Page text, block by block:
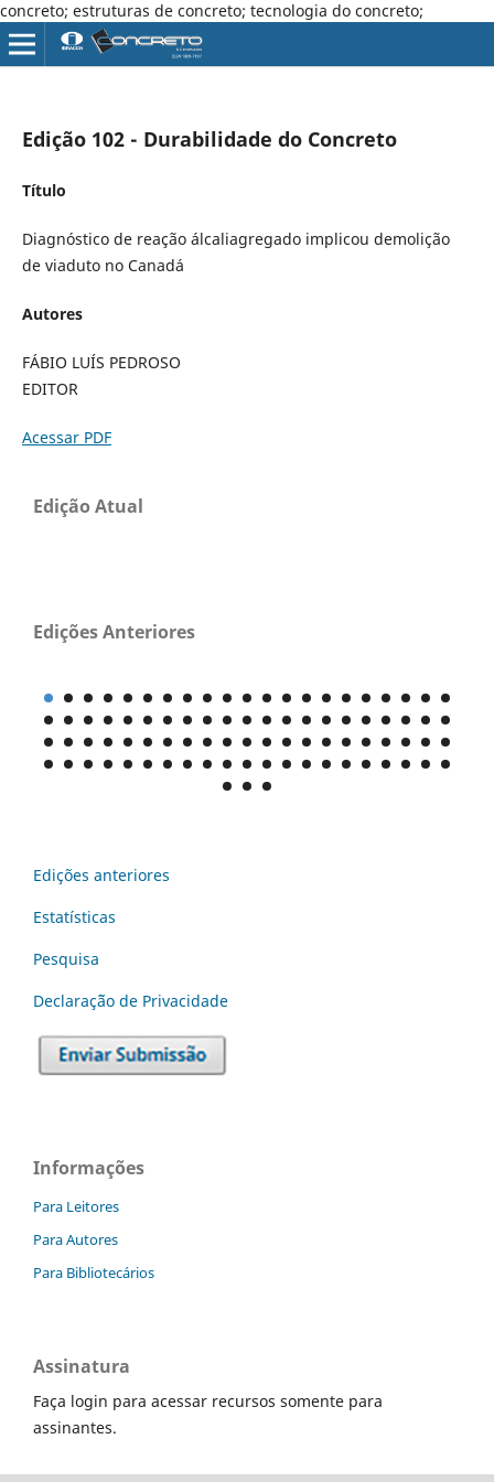
concreto; estruturas de concreto; tecnologia do concreto;
Edição 102 - Durabilidade do Concreto
Título
Diagnóstico de reação álcaliagregado implicou demolição
de viaduto no Canadá
Autores
FÁBIO LUÍS PEDROSO
EDITOR
Acessar PDF
Edição Atual
Edições Anteriores
Edições anteriores
Estatísticas
Pesquisa
Declaraç˜ão de Privacidade
Informações
Para Leitores
Para Autores
Para Bibliotecários
Assinatura
Faça login para acessar recursos somente para
assinantes.